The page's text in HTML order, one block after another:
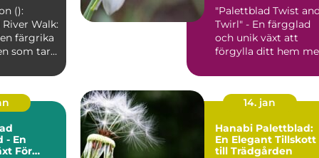
():
Walk:
färgrika
som tar
Med
"Palettblad Twist
Twirl" - En färgglad
och unik växt att
förgylla ditt hem
- En
För
14. jan
Hanabi Palettblad:
En Elegant Tillskott
till Trädgården